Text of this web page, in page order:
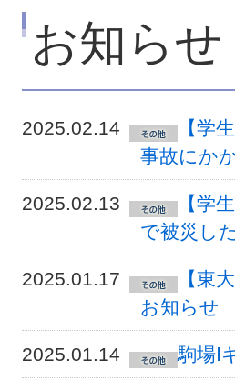
お知らせ
2025.02.14
【学
事故にか
2025.02.13
【学
で被災し
2025.01.17
【東
お知らせ
2025.01.14 駒場Ⅰ